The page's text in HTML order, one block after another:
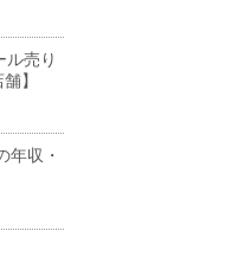
ル売り
】
年収・